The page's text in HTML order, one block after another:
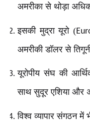
अमरीका से थोड़ा
इसकी मुद्रा यूरो (
अमरीकी डॉलर से
यूरोपीय संघ की
साथ सुदूर एशिया और
विश्व व्यापार संगठन में